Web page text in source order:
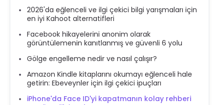
2026'da eğlenceli ve ilgi çekici bilgi yarışmaları için
en iyi Kahoot alternatifleri
Facebook hikayelerini anonim olarak
görüntülemenin kanıtlanmış ve güvenli 6 yolu
Gölge engelleme nedir ve nasıl çalışır?
Amazon Kindle kitaplarını okumayı eğlenceli hale
getirin: Ebeveynler için ilgi çekici ipuçları
iPhone'da Face ID'yi kapatmanın kolay rehberi